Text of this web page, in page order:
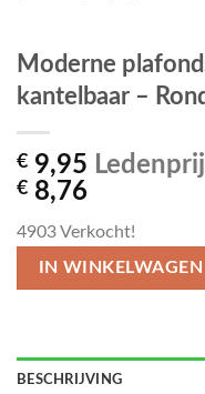
Moderne
kantelbaar –
€ 9,95
€ 8,76
4903Verkocht!
IN WINKELWAGEN
BESCHRIJVING